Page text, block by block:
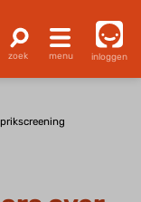
inloggen